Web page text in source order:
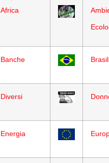
Africa
Banche
Diversi
Energia